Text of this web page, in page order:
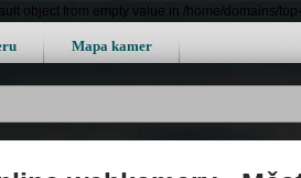
object from empty value in /home/domains/
Mapa kamer